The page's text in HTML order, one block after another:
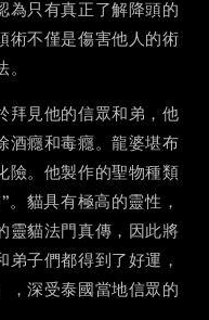
為只有真正了解降頭的
術不僅是傷害他人的術
拜見他的信眾和弟，他
酒癮和毒癮。龍婆堪布
險。他製作的聖物種類
貓具有極高的靈性，
靈貓法門真傳，因此將
子們都得到了好運，
，深受泰國當地信眾的